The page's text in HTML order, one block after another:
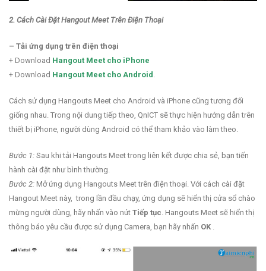
2. Cách Cài Đặt Hangout Meet Trên Điện Thoại
– Tải ứng dụng trên điện thoại
+ Download Hangout Meet cho iPhone
+ Download Hangout Meet cho Android
Cách sử dụng Hangouts Meet cho Android và iPhone cũng tương đối
giống nhau. Trong nội dung tiếp theo, QnICT sẽ thực hiện hướng dẫn trên
thiết bị iPhone, người dùng Android có thể tham khảo vào làm theo.
Bước 1: Sau khi tải Hangouts Meet trong liên kết được chia sẻ, bạn tiến
hành cài đặt như bình thường.
Bước 2: Mở ứng dụng Hangouts Meet trên điện thoại. Với cách cài đặt
Hangout Meet này, trong lần đầu chạy, ứng dụng sẽ hiển thị cửa sổ chào
mừng người dùng, hãy nhấn vào nút Tiếp tục . Hangouts Meet sẽ hiển thị
thông báo yêu cầu được sử dụng Camera, bạn hãy nhấn OK